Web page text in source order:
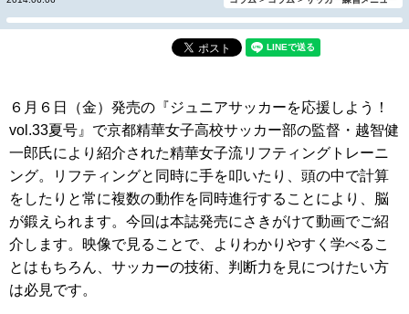
６月６日（金）発売の『ジュニアサッカーを応援しよう！
vol.33夏号』で京都精華女子高校サッカー部の監督・越智健
一郎氏により紹介された精華女子流リフティングトレーニ
ング。リフティングと同時に手を叩いたり、頭の中で計算
をしたりと常に複数の動作を同時進行することにより、脳
が鍛えられます。今回は本誌発売にさきがけて動画でご紹
介します。映像で見ることで、よりわかりやすく学べるこ
とはもちろん、サッカーの技術、判断力を見につけたい方
は必見です。